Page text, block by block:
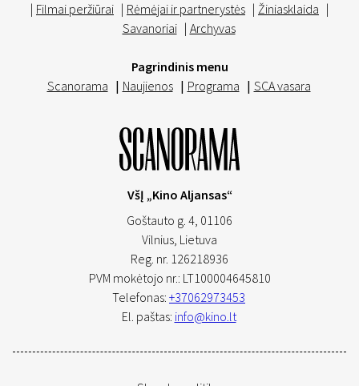
| Filmai peržiūrai | Rėmėjai ir partnerystės | Žiniasklaida |
Savanoriai | Archyvas
Pagrindinis menu
Scanorama | Naujienos | Programa | SCA vasara
VšĮ „Kino Aljansas“
Goštauto g. 4, 01106
Vilnius, Lietuva
Reg. nr. 126218936
PVM mokėtojo nr.: LT100004645810
Telefonas: +37062973453
El. paštas: info@kino.lt